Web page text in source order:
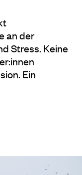
an der
Stress. Keine
Ein